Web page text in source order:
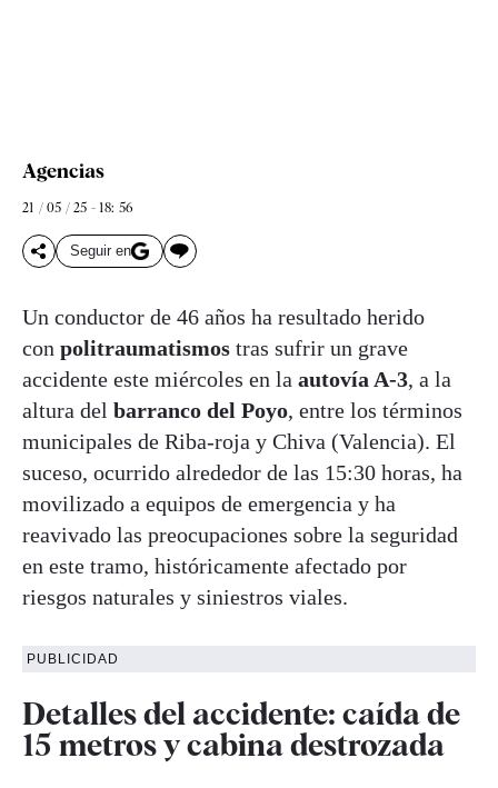
Agencias
21 / 05 / 25 - 18: 56
Seguir en
Un conductor de 46 años ha resultado herido
con politraumatismos tras sufrir un grave
accidente este miércoles en la autovía A-3, a la
altura del barranco del Poyo, entre los términos
municipales de Riba-roja y Chiva (Valencia). El
suceso, ocurrido alrededor de las 15:30 horas, ha
movilizado a equipos de emergencia y ha
reavivado las preocupaciones sobre la seguridad
en este tramo, históricamente afectado por
riesgos naturales y siniestros viales.
PUBLICIDAD
Detalles del accidente: caída de
15 metros y cabina destrozada